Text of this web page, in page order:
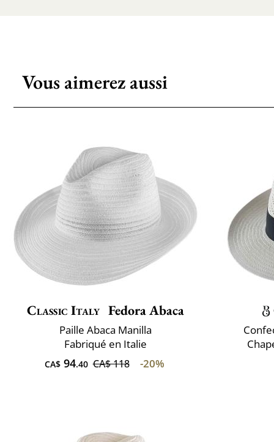
Vous aimerez aussi
Classic Italy Fedora Abaca
Paille Abaca Manilla
Fabriqué en Italie
CA$94.40 CA$ 118 -20%